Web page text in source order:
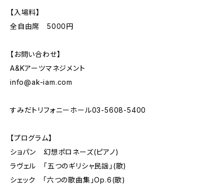
【入場料】
全自由席 5000円
【お問い合わせ】
A&Kアーツマネジメント
info@ak-iam.com
すみだトリフォニーホール03-5608-5400
【プログラム】
ショパン 幻想ポロネーズ(ピアノ)
ラヴェル 「五つのギリシャ民謡」(歌)
シェック 「六つの歌曲集」Op.6(歌)